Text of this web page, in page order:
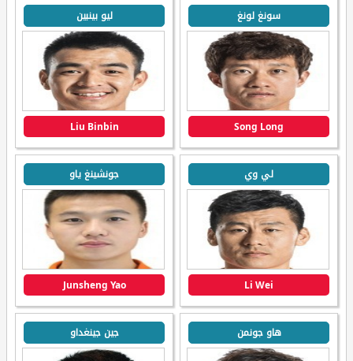
سونغ لونغ
Song Long
ليو بينبين
Liu Binbin
لي وي
Li Wei
جونشينغ ياو
Junsheng Yao
هاو جونمن جين جينغداو